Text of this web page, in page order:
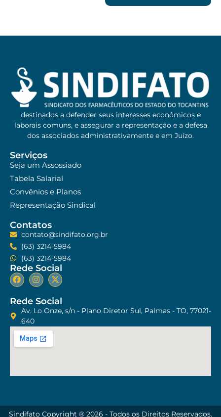
destinados a defender seus interesses econômicos e
laborais comuns, e assegurar a representação e a defesa
dos associados administrativamente e em Juízo.
Serviços
Seja um Assossiado
Tabela Salarial
Convênios e Planos
Representação Sindical
Contatos
contato@sindifato.org.br
(63) 3214-5984
(63) 3214-5984
Rede Social
Rede Social
Av. Lo Onze, s/n - Plano Diretor Sul, Palmas - TO, 77021-
640
Sindifato Copyright ® 2026 - Todos os Direitos Reservados.